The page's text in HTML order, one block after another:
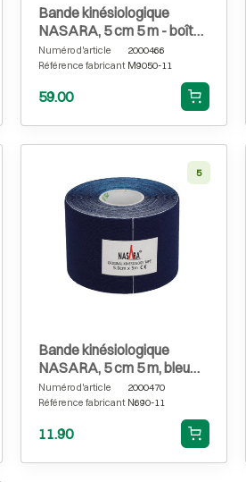
Bande kinésiologique
NASARA, 5 cm 5 m - boîte
de 6, bleu foncé
Numéro d'article
2000466
Référence fabricant M9050-11
59.00
5
Bande kinésiologique
NASARA, 5 cm 5 m, bleu
foncé
Numéro d'article
2000470
Référence fabricant N690-11
11.90